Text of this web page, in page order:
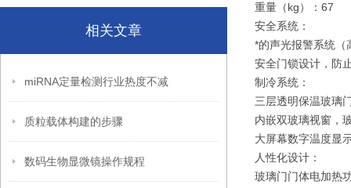
相关文章
miRNA定量检测行业热度不减
质粒载体构建的步骤
数码生物显微镜操作规程
重量（kg）：67
安全系统：
*的声光报警系统（
安全门锁设计，防
制冷系统：
三层透明保温玻璃
内嵌双玻璃视窗，
大屏幕数字温度显
人性化设计：
玻璃门门体电加热